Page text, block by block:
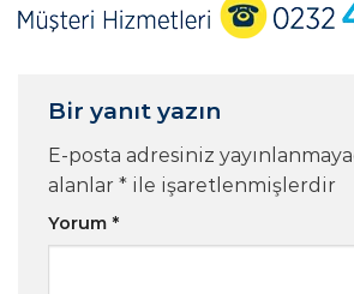
Bir yanıt yazın
E-posta adresiniz
alanlar * ile işaretlenmişlerdir
Yorum *